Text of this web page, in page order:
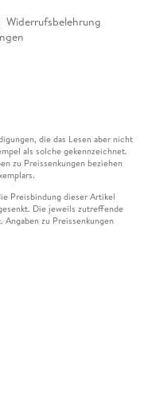
Widerrufsbelehrung
die das Lesen aber nicht
als solche gekennzeichnet.
zu Preissenkungen beziehen
Preisbindung dieser Artikel
Die jeweils zutreffende
zu Preissenkungen